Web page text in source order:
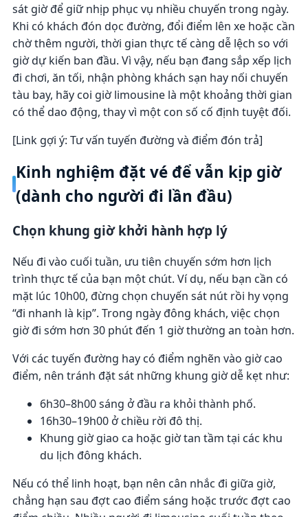
sát giờ để giữ nhịp phục vụ nhiều chuyến trong ngày.
Khi có khách đón dọc đường, đổi điểm lên xe hoặc cần
chờ thêm người, thời gian thực tế càng dễ lệch so với
giờ dự kiến ban đầu. Vì vậy, nếu bạn đang sắp xếp lịch
đi chơi, ăn tối, nhận phòng khách sạn hay nối chuyến
tàu bay, hãy coi giờ limousine là một khoảng thời gian
có thể dao động, thay vì một con số cố định tuyệt đối.
[Link gợi ý: Tư vấn tuyến đường và điểm đón trả]
Kinh nghiệm đặt vé để vẫn kịp giờ
(dành cho người đi lần đầu)
Chọn khung giờ khởi hành hợp lý
Nếu đi vào cuối tuần, ưu tiên chuyến sớm hơn lịch
trình thực tế của bạn một chút. Ví dụ, nếu bạn cần có
mặt lúc 10h00, đừng chọn chuyến sát nút rồi hy vọng
“đi nhanh là kịp”. Trong ngày đông khách, việc chọn
giờ đi sớm hơn 30 phút đến 1 giờ thường an toàn hơn.
Với các tuyến đường hay có điểm nghẽn vào giờ cao
điểm, nên tránh đặt sát những khung giờ dễ kẹt như:
6h30–8h00 sáng ở đầu ra khỏi thành phố.
16h30–19h00 ở chiều rời đô thị.
Khung giờ giao ca hoặc giờ tan tầm tại các khu
du lịch đông khách.
Nếu có thể linh hoạt, bạn nên cân nhắc đi giữa giờ,
chẳng hạn sau đợt cao điểm sáng hoặc trước đợt cao